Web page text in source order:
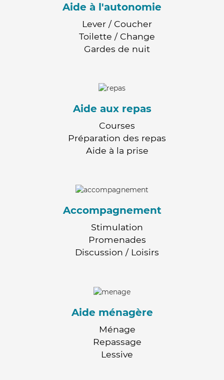
Aide à l'autonomie
Lever / Coucher
Toilette / Change
Gardes de nuit
Aide aux repas
Courses
Préparation des repas
Aide à la prise
Accompagnement
Stimulation
Promenades
Discussion / Loisirs
Aide ménagère
Ménage
Repassage
Lessive